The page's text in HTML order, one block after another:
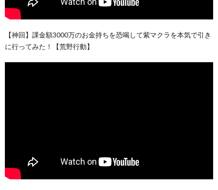
【神回】課金額3000万のお金持ちを恐喝して紫マクラを本気で引き
に行ってみた！【荒野行動】